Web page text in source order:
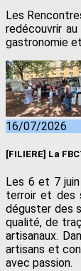
Les
redécouvrir
gastronomie
16/07/2026
[FILIERE] La
Les 6 et 7
terroir et des
déguster des
qualité, de
artisanaux.
artisans et
avec passion.